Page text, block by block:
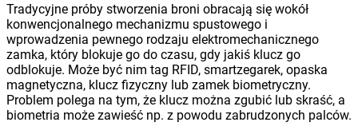
Tradycyjne próby stworzenia broni obracają się wokół
konwencjonalnego mechanizmu spustowego i
wprowadzenia pewnego rodzaju elektromechanicznego
zamka, który blokuje go do czasu, gdy jakiś klucz go
odblokuje. Może być nim tag RFID, smartzegarek, opaska
magnetyczna, klucz fizyczny lub zamek biometryczny.
Problem polega na tym, że klucz można zgubić lub skraść, a
biometria może zawieść np. z powodu zabrudzonych palców.